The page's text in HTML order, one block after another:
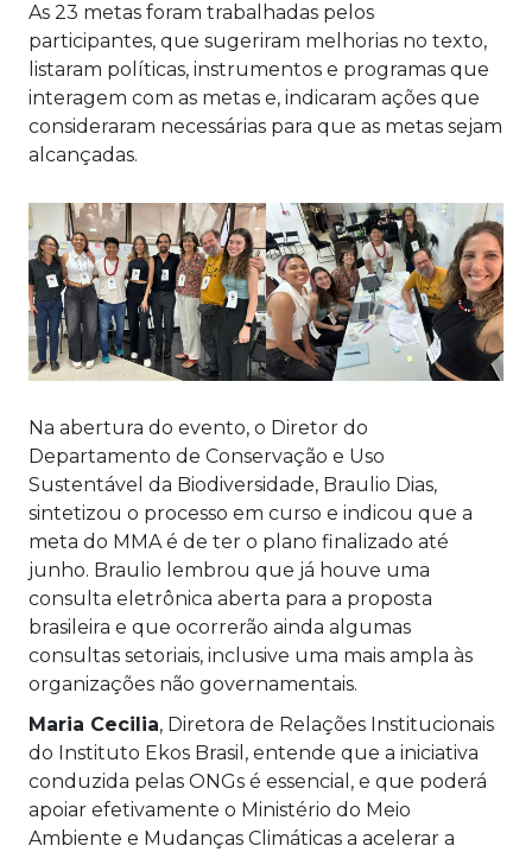
As 23 metas foram trabalhadas pelos
participantes, que sugeriram melhorias no texto,
listaram políticas, instrumentos e programas que
interagem com as metas e, indicaram ações que
consideraram necessárias para que as metas sejam
alcançadas.
Na abertura do evento, o Diretor do
Departamento de Conservação e Uso
Sustentável da Biodiversidade, Braulio Dias,
sintetizou o processo em curso e indicou que a
meta do MMA é de ter o plano finalizado até
junho. Braulio lembrou que já houve uma
consulta eletrônica aberta para a proposta
brasileira e que ocorrerão ainda algumas
consultas setoriais, inclusive uma mais ampla às
organizações não governamentais.
Maria Cecilia, Diretora de Relações Institucionais
do Instituto Ekos Brasil, entende que a iniciativa
conduzida pelas ONGs é essencial, e que poderá
apoiar efetivamente o Ministério do Meio
Ambiente e Mudanças Climáticas a acelerar a